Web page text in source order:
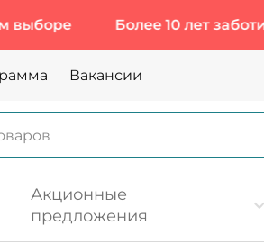
Более 10 лет заботимся
Вакансии
Акционные
предложения